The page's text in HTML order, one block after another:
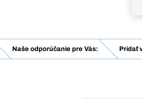
Naše odporúčanie pre Vás: Pridať